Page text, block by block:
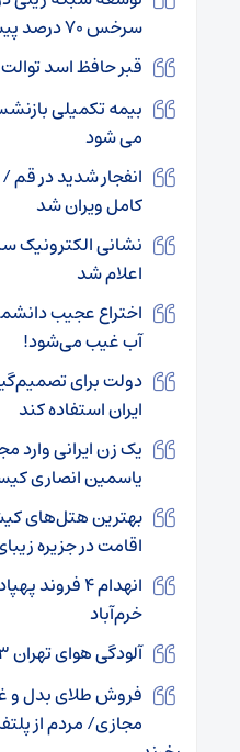
سرخس ۷۰ درصد پیشرفت دارد
قبر حافظ اسد
بیمه تکمیلی
می شود
انفجار شدید در
کامل ویران شد
نشانی الکترونیک
اعلام شد
اختراع عجیب
آب غیب می‌شود!
دولت برای
ایران استفاده کند
یک زن ایرانی وارد
یاسمین انصاری
بهترین هتل‌های
اقامت در جزیره
انهدام ۴
خرم‌آباد
آلودگی هوای تهران ۱۳ روزه شد
فروش طلای بدل و
مجازی/ مردم از